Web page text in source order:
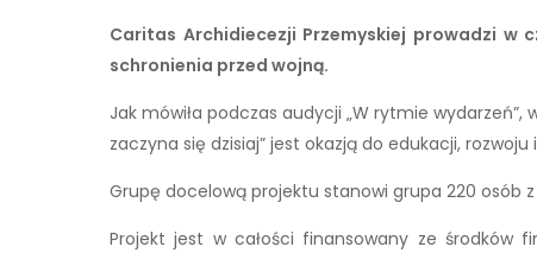
Caritas Archidiecezji Przemyskiej prowadzi w
schronienia przed wojną.
Jak mówiła podczas audycji „W rytmie wydarzeń”,
zaczyna się dzisiaj” jest okazją do edukacji,
Grupę docelową projektu stanowi grupa 220 osób
Projekt jest w całości finansowany ze środków